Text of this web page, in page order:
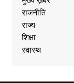
राजनीति
राज्य
शिक्षा
स्वास्थ